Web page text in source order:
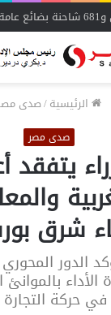
الرئيسية/صدى
صدى مصر
يتفقد
شرق
الدور
في حركة التجارة